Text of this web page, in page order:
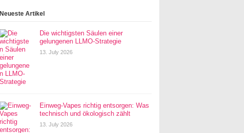
Neueste Artikel
Die wichtigsten Säulen einer
gelungenen LLMO-Strategie
13. July 2026
Einweg-Vapes richtig entsorgen: Was
technisch und ökologisch zählt
13. July 2026